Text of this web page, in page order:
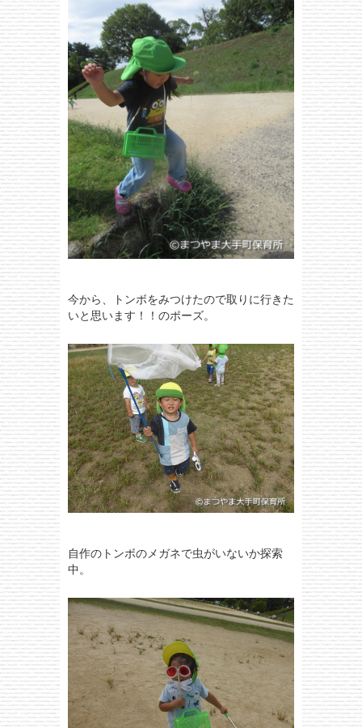
今から、トンボをみつけたので取りに行きた
いと思います！！のポーズ。
自作のトンボのメガネで虫がいないか探索
中。